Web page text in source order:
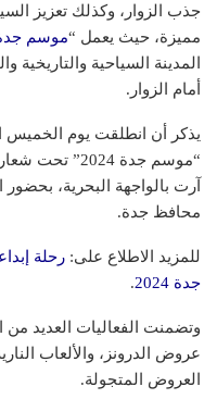
جذب الزوار، وكذلك تعزيز
مميزة، حيث يعمل “موسم
المدينة السياحية والتاريخية
أمام الزوار.
“موسم جدة
آرت بالواجهة البحرية،
محافظ جدة.
للمزيد الاطلاع على: رحلة
جدة 2024
.
وتضمنت الفعاليات العديد
عروض الدرونز، والألعاب
العروض المتجولة.